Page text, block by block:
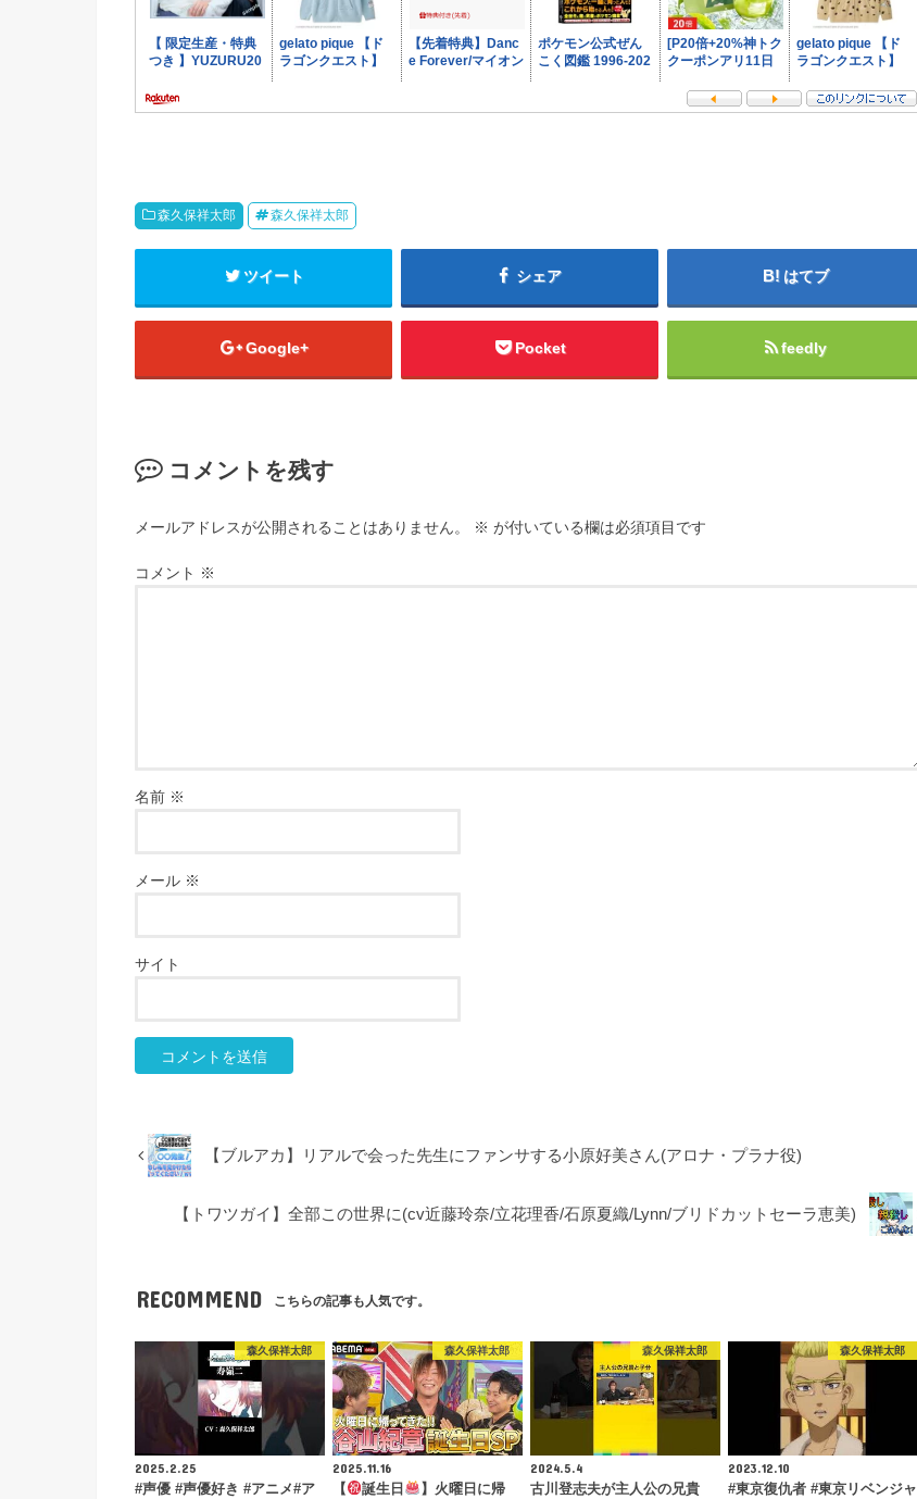
森久保祥太郎 森久保祥太郎
ツイート シェア はてブ
Google+ Pocket feedly
コメントを残す
メールアドレスが公開されることはありません。 ※ が付いている欄は必須項目です
コメント ※
名前 ※
メール ※
サイト
【ブルアカ】リアルで会った先生にファンサする小原好美さん(アロナ・プラナ役)
【トワツガイ】全部この世界に(cv近藤玲奈/立花理香/石原夏織/Lynn/ブリドカットセーラ恵美)
RECOMMEND こちらの記事も人気です。
森久保祥太郎
2025.2.25
#声優 #声優好き #アニメ#ア
森久保祥太郎
2025.11.16
【
誕生日
】火曜日に帰
森久保祥太郎
2024.5.4
古川登志夫が主人公の兄貴
森久保祥太郎
2023.12.10
#東京復仇者 #東京リベンジャ